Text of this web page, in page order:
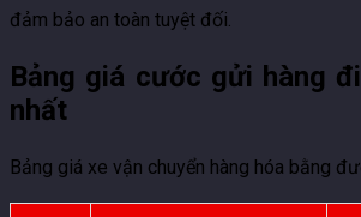
đảm bảo an toàn tuyệt đối.
Bảng giá cước gửi hàng
nhất
Bảng giá xe vận chuyển hàng hóa bằng